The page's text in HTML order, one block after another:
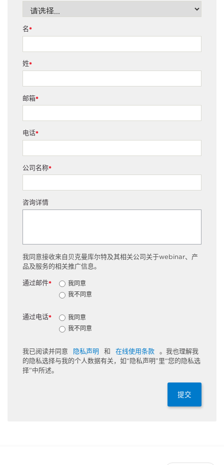
*
名
*
姓
*
邮箱
*
电话
*
公司名称
咨询详情
我同意接收来自贝克曼库尔特及其相关公司关于webinar、产
品及服务的相关推广信息。
*
通过邮件
我同意
我不同意
*
通过电话
我同意
我不同意
我已阅读并同意 隐私声明 和 在线使用条款
。我也理解我
的隐私选择与我的个人数据有关，如“隐私声明”里“您的隐私选
择”中所述。
提交